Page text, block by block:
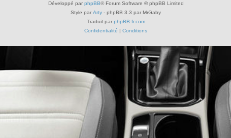
Développé par phpBB® Forum Software © phpBB Limited
Style par Arty - phpBB 3.3 par MrGaby
Traduit par phpBB-fr.com
Confidentialité | Conditions